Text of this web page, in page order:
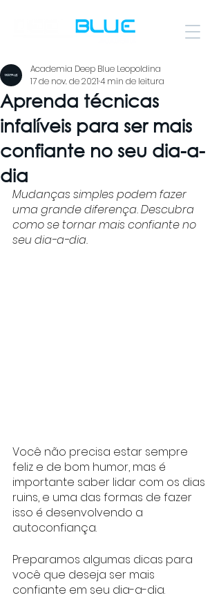
Aprenda técnicas
infalíveis para ser mais
confiante no seu dia-a-
dia
Academia Deep Blue Leopoldina
17 de nov. de 20214 min de leitura
Mudanças simples podem fazer
uma grande diferença. Descubra
como se tornar mais confiante no
seu dia-a-dia.
Você não precisa estar sempre
feliz e de bom humor, mas é
importante saber lidar com os dias
ruins, e uma das formas de fazer
isso é desenvolvendo a
autoconfiança.
Preparamos algumas dicas para
você que deseja ser mais
confiante em seu dia-a-dia.